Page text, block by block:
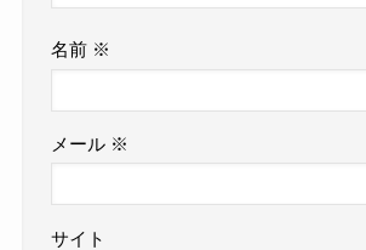
名前 ※
メール ※
サイト